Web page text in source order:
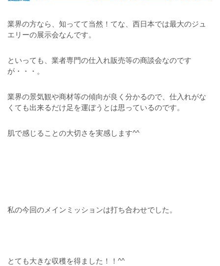
業界の方なら、知ってて当然！てな、西日本では最大のジュ
エリーの展示会なんです。
といっても、業者専門の仕入れ販売等の商談会なのです
が・・・。
業界の景気観や商材等の傾向が良く分かるので、仕入れがな
くても出来るだけ足を運ぼうとは思っているのです。
肌で感じることの大切さを実感します^^
私の今回のメインミッションは打ち合わせでした。
とても大きな収穫を得ました！！^^